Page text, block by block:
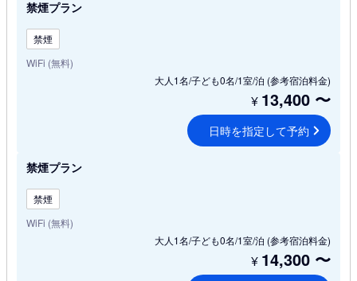
禁煙プラン
禁煙
WiFi (無料)
大人1名/子ども0名/1室/泊 (参考宿泊料金)
¥ 13,400 〜
日時を指定して予約
禁煙プラン
禁煙
WiFi (無料)
大人1名/子ども0名/1室/泊 (参考宿泊料金)
¥ 14,300 〜